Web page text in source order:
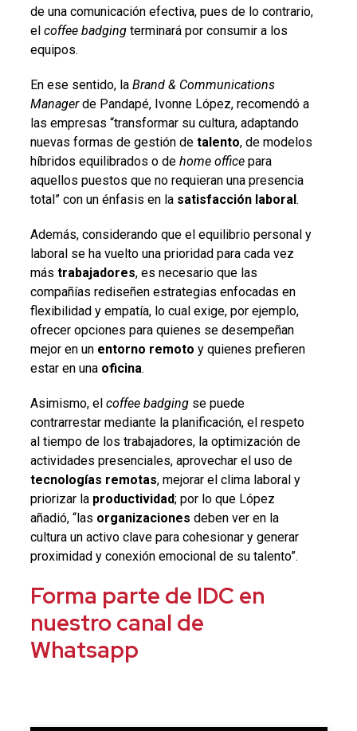
de una comunicación efectiva, pues de lo contrario,
el coffee badgingterminará por consumir a los
equipos.
En ese sentido, la Brand & Communications
Managerde Pandapé, Ivonne López, recomendó a
las empresas “transformar su cultura, adaptando
nuevas formas de gestión de talento, de modelos
híbridos equilibrados o de home officepara
aquellos puestos que no requieran una presencia
total” con un énfasis en la satisfacción laboral.
Además, considerando que el equilibrio personal y
laboral se ha vuelto una prioridad para cada vez
más trabajadores, es necesario que las
compañías rediseñen estrategias enfocadas en
flexibilidad y empatía, lo cual exige, por ejemplo,
ofrecer opciones para quienes se desempeñan
mejor en un entorno remoto y quienes prefieren
estar en una oficina.
Asimismo, el coffee badgingse puede
contrarrestar mediante la planificación, el respeto
al tiempo de los trabajadores, la optimización de
actividades presenciales, aprovechar el uso de
tecnologías remotas, mejorar el clima laboral y
priorizar la productividad; por lo que López
añadió, “las organizaciones deben ver en la
cultura un activo clave para cohesionar y generar
proximidad y conexión emocional de su talento”.
Forma parte de IDC en
nuestro canal de
Whatsapp